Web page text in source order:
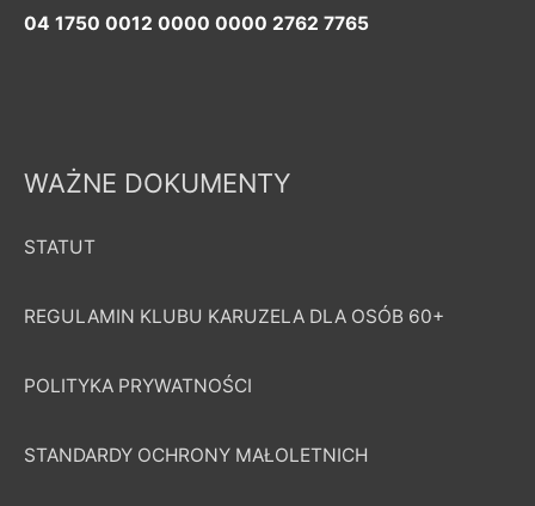
04 1750 0012 0000 0000 2762 7765
WAŻNE DOKUMENTY
STATUT
REGULAMIN KLUBU KARUZELA DLA OSÓB 60+
POLITYKA PRYWATNOŚCI
STANDARDY OCHRONY MAŁOLETNICH